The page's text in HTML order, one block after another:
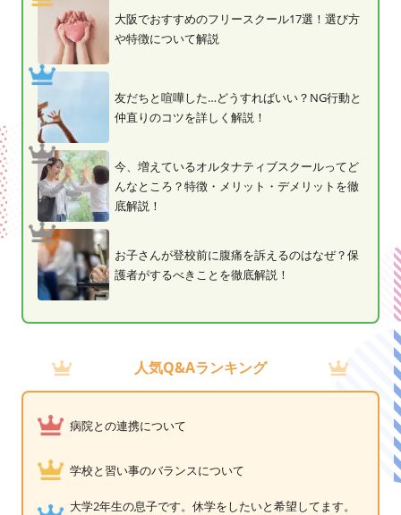
大阪でおすすめのフリースクール17選！選び方
や特徴について解説
友だちと喧嘩した…どうすればいい？NG行動と
仲直りのコツを詳しく解説！
今、増えているオルタナティブスクールってど
んなところ？特徴・メリット・デメリットを徹
底解説！
お子さんが登校前に腹痛を訴えるのはなぜ？保
護者がするべきことを徹底解説！
人気Q&Aランキング
病院との連携について
学校と習い事のバランスについて
大学2年生の息子です。休学をしたいと希望してます。